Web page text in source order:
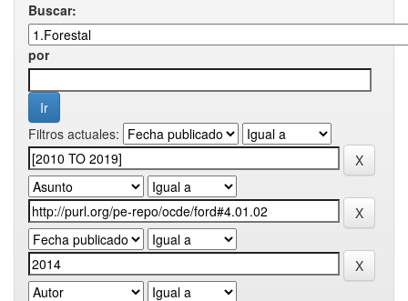
Buscar:
por
Filtros actuales: